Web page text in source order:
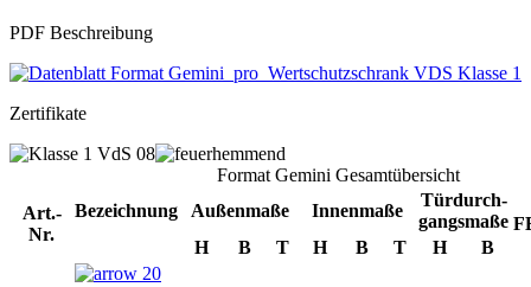
PDF Beschreibung
Zertifikate
Format Gemini Gesamtübersicht
Art.-
Nr.
Bezeichnung Außenmaße Innenmaße
Türdurch-
gangsmaße
H
B T H B T H B